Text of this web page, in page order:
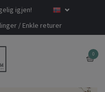
igjen!
/ Enkle returer
0